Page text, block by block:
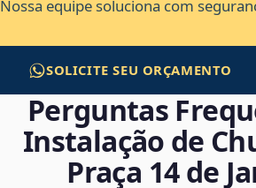
Nossa equipe soluciona com
SOLICITE SEU ORÇAMENTO
Perguntas
Instalação de
Praça 14 de